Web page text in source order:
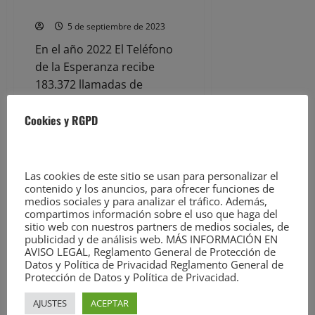
para
la
Educación
Pública
Cantabria
5 de septiembre de 2023
En el año 2022 El Teléfono
de la Esperanza recibe
183.372 llamadas de
ayuda,...
de
El
Teléfono
de
la
Esperanza
pone
en
marcha
una
campaña
de
prevención
del
Pilar Paneque, directora de
ANECA, recibida por el rector
de la UC, Ángel Pazos
5 de septiembre de 2023
Santander, 5 de
septiembre de 2023.- El
rector de la Universidad de
Cookies y RGPD
Las cookies de este sitio se usan para personalizar el
contenido y los anuncios, para ofrecer funciones de
medios sociales y para analizar el tráfico. Además,
compartimos información sobre el uso que haga del
sitio web con nuestros partners de medios sociales, de
publicidad y de análisis web. MÁS INFORMACIÓN EN
AVISO LEGAL, Reglamento General de Protección de
Datos y Política de Privacidad Reglamento General de
Protección de Datos y Política de Privacidad.
AJUSTES ACEPTAR